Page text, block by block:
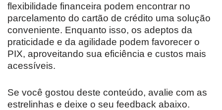
flexibilidade financeira podem encontrar no
parcelamento do cartão de crédito uma solução
conveniente. Enquanto isso, os adeptos da
praticidade e da agilidade podem favorecer o
PIX, aproveitando sua eficiência e custos mais
acessíveis.
Se você gostou deste conteúdo, avalie com as
estrelinhas e deixe o seu feedback abaixo.